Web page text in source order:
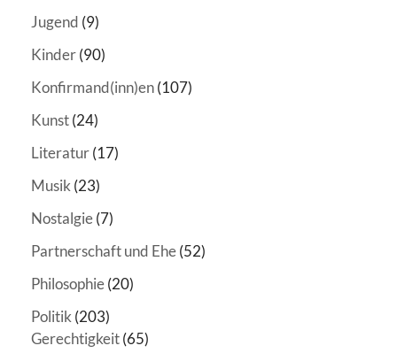
Jugend (9)
Kinder(90)
Konfirmand(inn)en(107)
Kunst(24)
Literatur(17)
Musik(23)
Nostalgie(7)
Partnerschaft und Ehe(52)
Philosophie(20)
Politik(203)
Gerechtigkeit(65)